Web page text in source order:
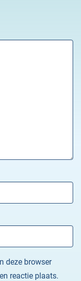
deze browser
reactie plaats.